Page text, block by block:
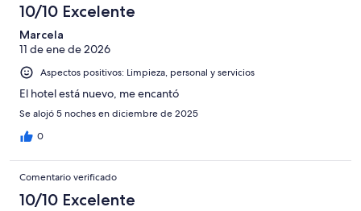
10/10 Excelente
Marcela
11 de ene de 2026
Aspectos positivos: Limpieza, personal y servicios
El hotel está nuevo, me encantó
Se alojó 5 noches en diciembre de 2025
0
Comentario verificado
10/10 Excelente